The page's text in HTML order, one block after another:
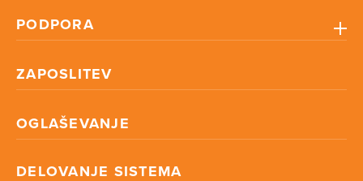
PODPORA
ZAPOSLITEV
OGLAŠEVANJE
DELOVANJE SISTEMA